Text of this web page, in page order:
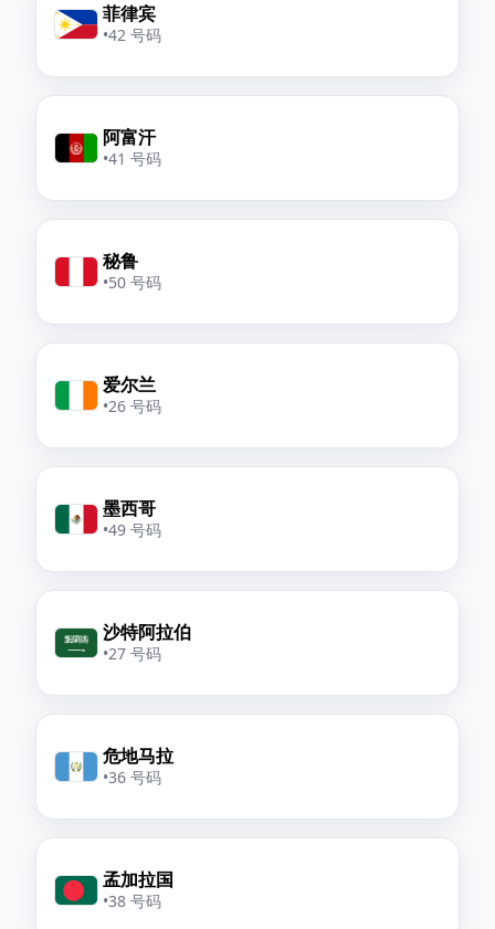
菲律宾
•42 号码
阿富汗
•41 号码
秘鲁
•50 号码
爱尔兰
•26 号码
墨西哥
•49 号码
沙特阿拉伯
•27 号码
危地马拉
•36 号码
孟加拉国
•38 号码